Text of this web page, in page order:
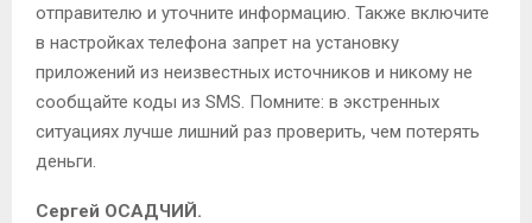
отправителю и уточните информацию. Также включите
в настройках телефона запрет на установку
приложений из неизвестных источников и никому не
сообщайте коды из SMS. Помните: в экстренных
ситуациях лучше лишний раз проверить, чем потерять
деньги.
Сергей ОСАДЧИЙ.